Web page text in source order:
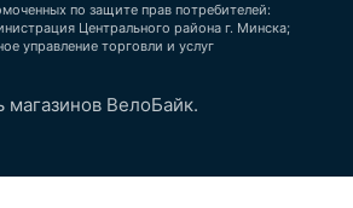
по защите прав потребителей:
Центрального района г. Минска;
управление торговли и услуг
ВелоБайк.